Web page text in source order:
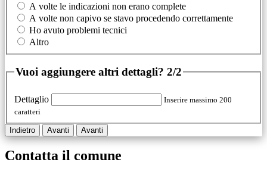
A volte le indicazioni non erano complete
A volte non capivo se stavo procedendo correttamente
Ho avuto problemi tecnici
Altro
Vuoi aggiungere altri dettagli? 2/2
Dettaglio
Inserire massimo 200
caratteri
Indietro Avanti Avanti
Contatta il comune